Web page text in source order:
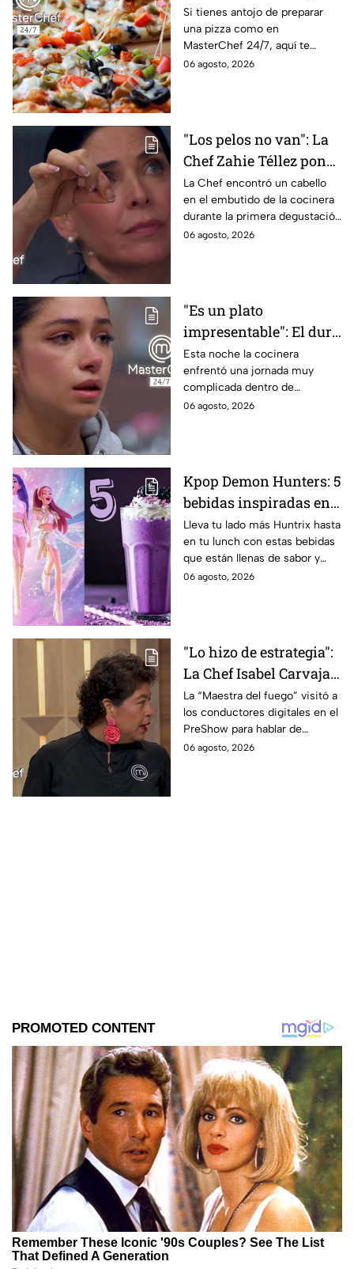
quesos para preparar
pizza en casa?
Si tienes antojo de preparar
una pizza como en
MasterChef 24/7, aquí te
contamos todo lo que debes
06 agosto, 2026
"Los pelos no van": La
Chef Zahie Téllez pone
en evidencia a Carmen
en la gala de mandiles
negros de MasterChef
24/7
La Chef encontró un cabello
en el embutido de la cocinera
durante la primera degustación
de la noche
06 agosto, 2026
"Es un plato
impresentable": El duro
regaño que hizo llorar a
Michelle dentro de
MasterChef 24/7
Esta noche la cocinera
enfrentó una jornada muy
complicada dentro de
MasterChef 24/7.
06 agosto, 2026
Kpop Demon Hunters: 5
bebidas inspiradas en
las guerreras Huntrix
para llevar a la escuela
este regreso a clases
2026; son saludables y
Lleva tu lado más Huntrix hasta
en tu lunch con estas bebidas
que están llenas de sabor y
frescura.
06 agosto, 2026
"Lo hizo de estrategia":
La Chef Isabel Carvajal
opina sobre la decisión
de Ramahá de subir a
Daniela al balcón de
MasterChef 24/7
La “Maestra del fuego” visitó a
los conductores digitales en el
PreShow para hablar de
algunos de los sucesos más
06 agosto, 2026